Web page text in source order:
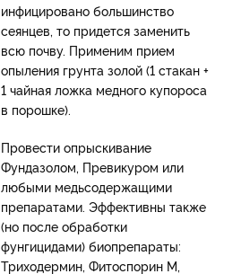
инфицировано большинство
сеянцев, то придется заменить
всю почву. Применим прием
опыления грунта золой (1 стакан +
1 чайная ложка медного купороса
в порошке).
Провести опрыскивание
Фундазолом, Превикуром или
любыми медьсодержащими
препаратами. Эффективны также
(но после обработки
фунгицидами) биопрепараты:
Триходермин, Фитоспорин М,